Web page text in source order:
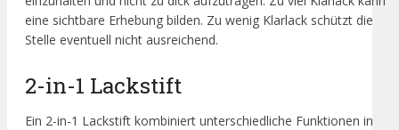
eine sichtbare Erhebung bilden. Zu wenig Klarlack schützt die
Stelle eventuell nicht ausreichend.
2-in-1 Lackstift
Ein 2-in-1 Lackstift kombiniert unterschiedliche Funktionen in